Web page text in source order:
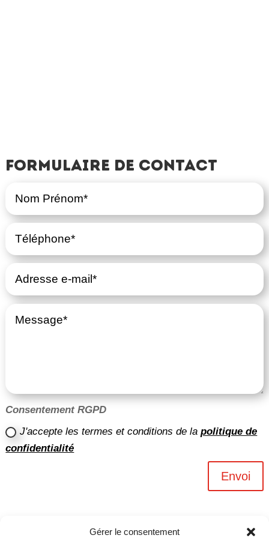
Gérer le consentement
Formulaire de contact
Consentement RGPD
J'accepte les termes et conditions de lapolitique de
confidentialité
Envoi